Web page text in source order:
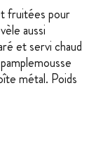
fruitées pour
aussi
et servi chaud
métal. Poids